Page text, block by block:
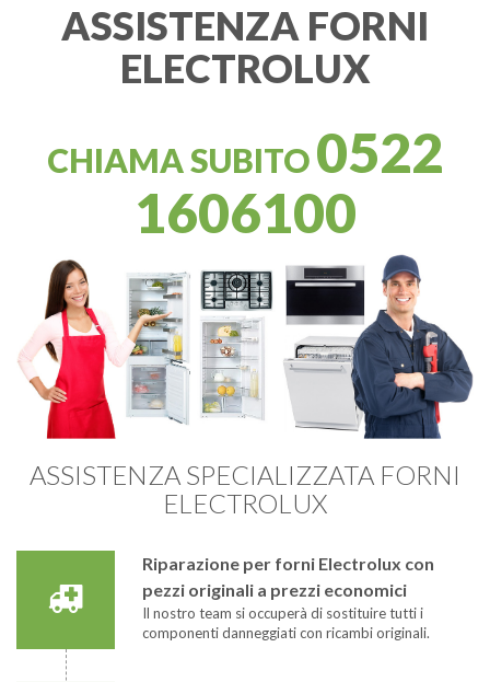
ASSISTENZA FORNI
ELECTROLUX
CHIAMA SUBITO0522
1606100
ASSISTENZA SPECIALIZZATA FORNI
ELECTROLUX
Riparazione per forni Electrolux con
pezzi originali a prezzi economici
Il nostro team si occuperà di sostituire tutti i
componenti danneggiati con ricambi originali.